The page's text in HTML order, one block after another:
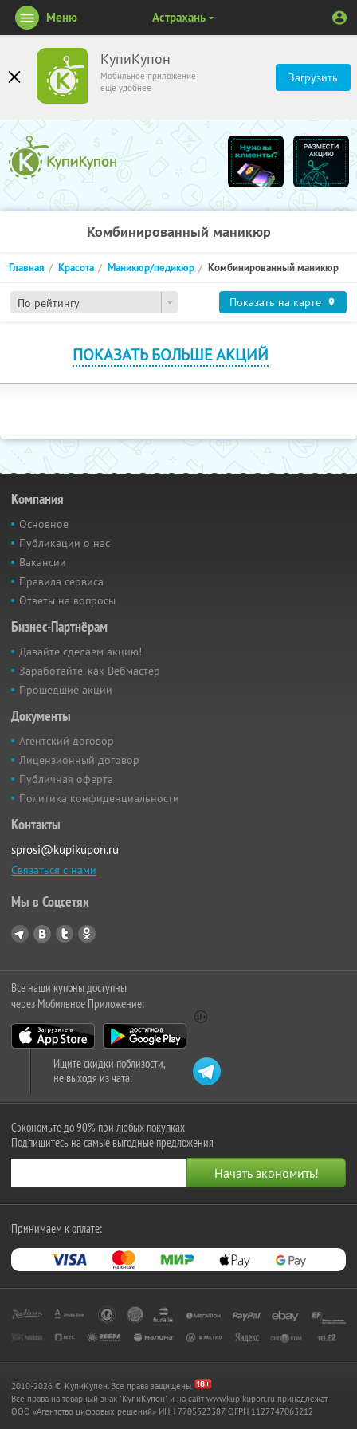
КупиКупон
Мобильное приложение
ещё удобнее
Загрузить
Меню Астрахань
Комбинированный маникюр
По рейтингу
Главная Красота Маникюр/педикюр Комбинированный маникюр
Показать на карте
ПОКАЗАТЬ БОЛЬШЕ АКЦИЙ
Компания
Основное
Публикации о нас
Вакансии
Правила сервиса
Ответы на вопросы
Бизнес-Партнёрам
Давайте сделаем акцию!
Заработайте, как Вебмастер
Прошедшие акции
Документы
Агентский договор
Лицензионный договор
Публичная оферта
Политика конфиденциальности
Контакты
sprosi@kupikupon.ru
Связаться с нами
Мы в Соцсетях
Все наши купоны доступны
через Мобильное Приложение:
Ищите скидки поблизости,
не выходя из чата:
Сэкономьте до 90% при любых покупках
Подпишитесь на самые выгодные предложения
Принимаем к оплате:
2010-2026 © КупиКупон. Все права защищены.
Все права на товарный знак "КупиКупон" и на сайт www.kupikupon.ru принадлежат
OOO «Агентство цифровых решений» ИНН 7705523387, ОГРН 1127747063212